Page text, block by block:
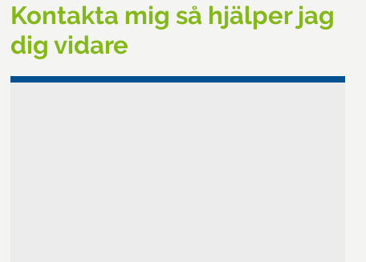
Kontakta mig så hjälper jag
dig vidare